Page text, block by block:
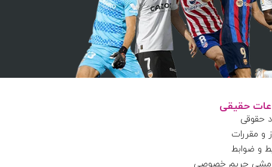
حقیقی
حقوقی
و مقررات
و ضوابط
حریم خصوصی